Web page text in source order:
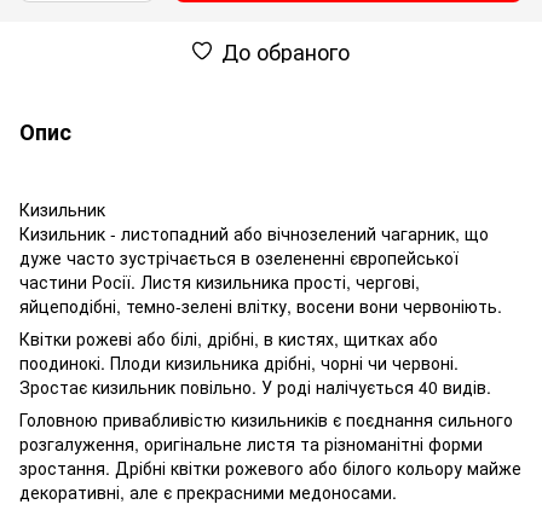
До обраного
Опис
Кизильник
Кизильник - листопадний або вічнозелений чагарник, що
дуже часто зустрічається в озелененні європейської
частини Росії. Листя кизильника прості, чергові,
яйцеподібні, темно-зелені влітку, восени вони червоніють.
Квітки рожеві або білі, дрібні, в кистях, щитках або
поодинокі. Плоди кизильника дрібні, чорні чи червоні.
Зростає кизильник повільно. У роді налічується 40 видів.
Головною привабливістю кизильників є поєднання сильного
розгалуження, оригінальне листя та різноманітні форми
зростання. Дрібні квітки рожевого або білого кольору майже
декоративні, але є прекрасними медоносами.